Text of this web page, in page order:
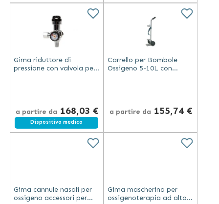
Gima riduttore di
pressione con valvola per
a partire da 168,03 €
Dispositivo medico
Carrello per Bombole
Ossigeno 5-10L con
a partire da 155,74 €
Gima cannule nasali per
ossigeno accessori per
Gima mascherina per
ossigenoterapia ad alto